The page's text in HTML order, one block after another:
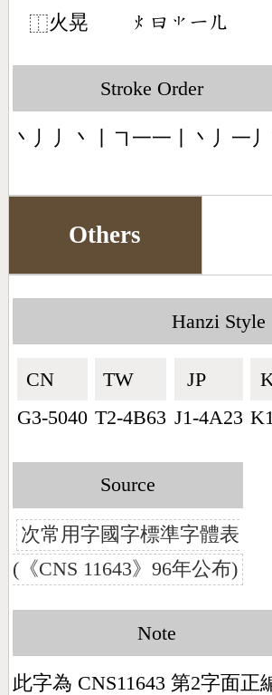
⿰火晃 󶃹󶃑󶂠󶀀󶀶
Stroke Order
丶丿丿丶丨㇕一一丨丶丿一丿
Others
Hanzi Style
CN🇨🇳
G3-5040
TW🇹🇼
T2-4B63
JP🇯🇵
J1-4A23
Source
次常用字國字標準字體表
(《CNS 11643》96年公布)
Note
此字為 CNS11643 第2字面正